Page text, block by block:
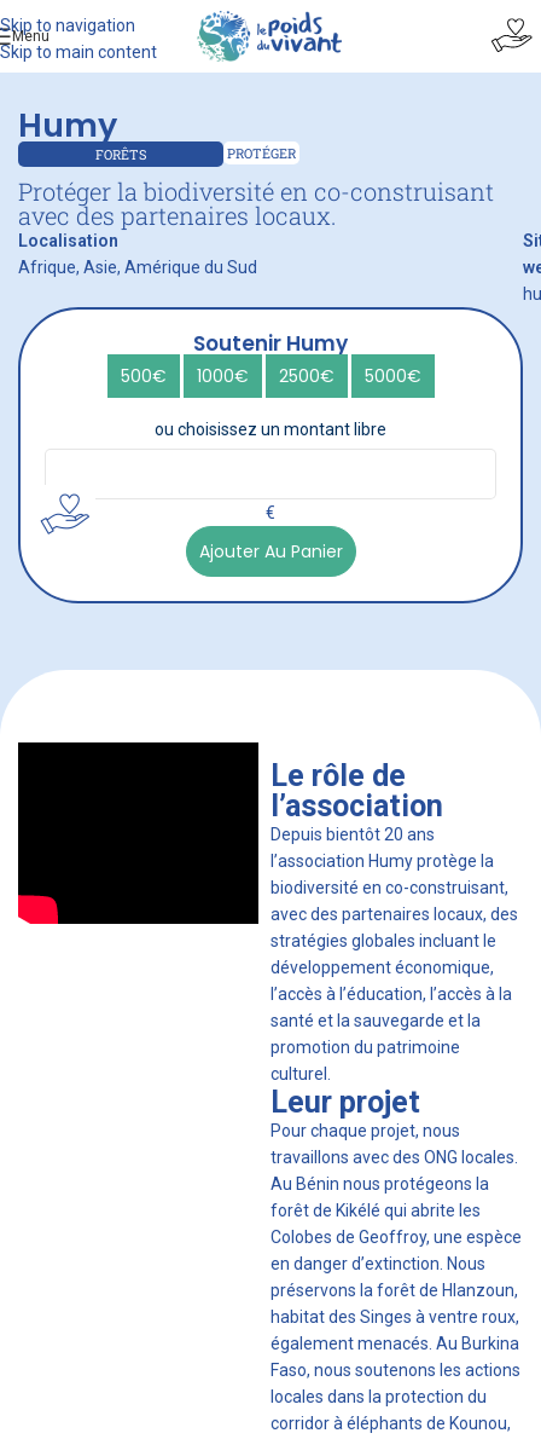
Skip to navigation
Skip to main content
Menu
Humy
FORÊTS PROTÉGER
Protéger la biodiversité en co-construisant
avec des partenaires locaux.
Localisation
Afrique, Asie, Amérique du Sud
Soutenir Humy
500€ 1000€ 2500€ 5000€
ou choisissez un montant libre
€
Ajouter Au Panier
Le rôle de
l’association
Depuis bientôt 20 ans
l’association Humy protège la
biodiversité en co-construisant,
avec des partenaires locaux, des
stratégies globales incluant le
développement économique,
l’accès à l’éducation, l’accès à la
santé et la sauvegarde et la
promotion du patrimoine
culturel.
Leur projet
Pour chaque projet, nous
travaillons avec des ONG locales.
Au Bénin nous protégeons la
forêt de Kikélé qui abrite les
Colobes de Geoffroy, une espèce
en danger d’extinction. Nous
préservons la forêt de Hlanzoun,
habitat des Singes à ventre roux,
également menacés. Au Burkina
Faso, nous soutenons les actions
locales dans la protection du
corridor à éléphants de Kounou,